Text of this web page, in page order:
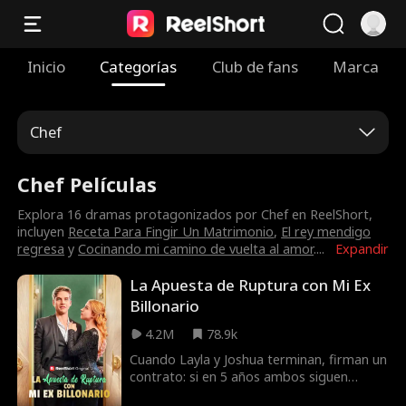
Inicio Categorías Club de fans Marca
Chef
Chef Películas
Expandir
Explora 16 dramas protagonizados por Chef en ReelShort,
incluyen Receta Para Fingir Un Matrimonio, El rey mendigo
regresa yCocinando mi camino de vuelta al amor....
La Apuesta de Ruptura con Mi Ex
Billonario
4.2M
78.9k
Cuando Layla y Joshua terminan, firman un
contrato: si en 5 años ambos siguen